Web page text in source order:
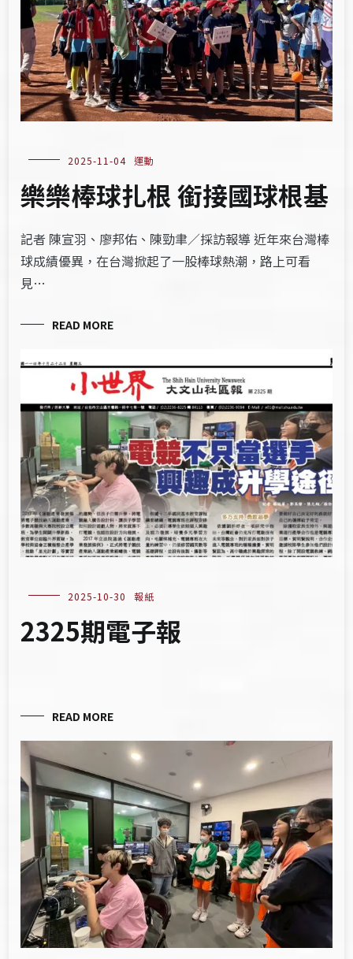
2025-11-04 運動
樂樂棒球扎根 銜接國球根基
記者 陳宣羽、廖邦佑、陳勁聿／採訪報導 近年來台灣棒
球成績優異，在台灣掀起了一股棒球熱潮，路上可看
見…
READ MORE
2025-10-30 報紙
2325期電子報
READ MORE